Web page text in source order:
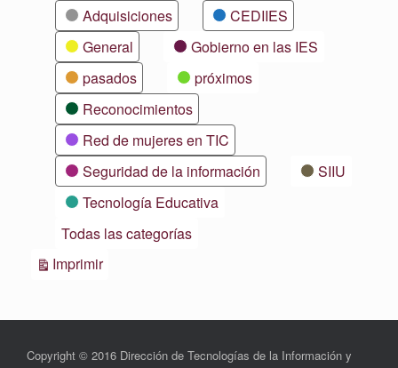
Adquisiciones
CEDIIES
General
Gobierno en las IES
pasados
próximos
Reconocimientos
Red de mujeres en TIC
Seguridad de la información
SIIU
Tecnología Educativa
Todas las categorías
ImprimirVistas
Copyright © 2016 Dirección de Tecnologías de la Información y